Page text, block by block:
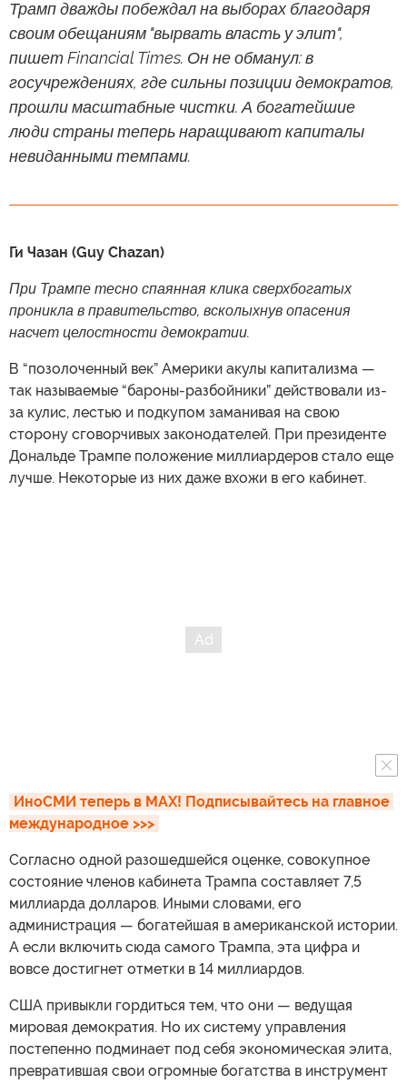
Трамп дважды побеждал на выборах благодаря
своим обещаниям "вырвать власть у элит",
пишет Financial Times. Он не обманул: в
госучреждениях, где сильны позиции демократов,
прошли масштабные чистки. А богатейшие
люди страны теперь наращивают капиталы
невиданными темпами.
Ги Чазан (Guy Chazan)
При Трампе тесно спаянная клика сверхбогатых
проникла в правительство, всколыхнув опасения
насчет целостности демократии.
В “позолоченный век” Америки акулы капитализма —
так называемые “бароны-разбойники” действовали из-
за кулис, лестью и подкупом заманивая на свою
сторону сговорчивых законодателей. При президенте
Дональде Трампе положение миллиардеров стало еще
лучше. Некоторые из них даже вхожи в его кабинет.
ИноСМИ теперь в MAX! Подписывайтесь на главное
международное >>>
Согласно одной разошедшейся оценке, совокупное
состояние членов кабинета Трампа составляет 7,5
миллиарда долларов. Иными словами, его
администрация — богатейшая в американской истории.
А если включить сюда самого Трампа, эта цифра и
вовсе достигнет отметки в 14 миллиардов.
США привыкли гордиться тем, что они — ведущая
мировая демократия. Но их систему управления
постепенно подминает под себя экономическая элита,
превратившая свои огромные богатства в инструмент